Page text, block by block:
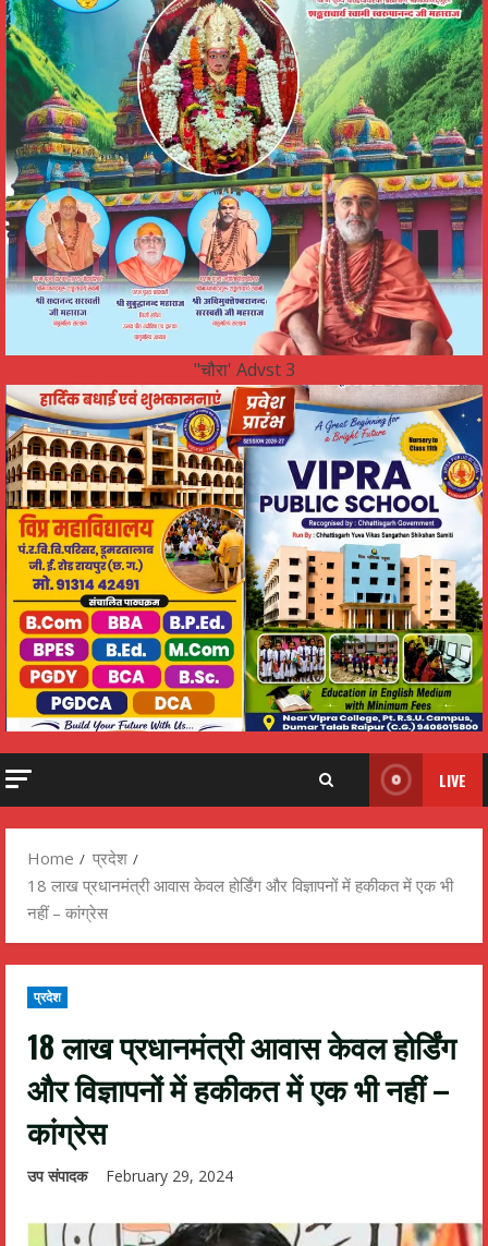
"चौरा' Advst 3
LIVE
Home
प्रदेश
18 लाख प्रधानमंत्री आवास केवल होर्डिंग और विज्ञापनों में हकीकत में एक भी
नहीं – कांग्रेस
प्रदेश
18 लाख प्रधानमंत्री आवास केवल होर्डिंग
और विज्ञापनों में हकीकत में एक भी नहीं –
कांग्रेस
उप संपादक February 29, 2024